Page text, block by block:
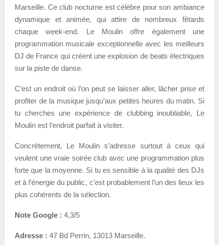
Marseille. Ce club nocturne est célèbre pour son ambiance
dynamique et animée, qui attire de nombreux fêtards
chaque week-end. Le Moulin offre également une
programmation musicale exceptionnelle avec les meilleurs
DJ de France qui créent une explosion de beats électriques
sur la piste de danse.
C’est un endroit où l’on peut se laisser aller, lâcher prise et
profiter de la musique jusqu’aux petites heures du matin. Si
tu cherches une expérience de clubbing inoubliable, Le
Moulin est l’endroit parfait à visiter.
Concrètement, Le Moulin s’adresse surtout à ceux qui
veulent une vraie soirée club avec une programmation plus
forte que la moyenne. Si tu es sensible à la qualité des DJs
et à l’énergie du public, c’est probablement l’un des lieux les
plus cohérents de la sélection.
Note Google : 4,3/5
Adresse : 47 Bd Perrin, 13013 Marseille.